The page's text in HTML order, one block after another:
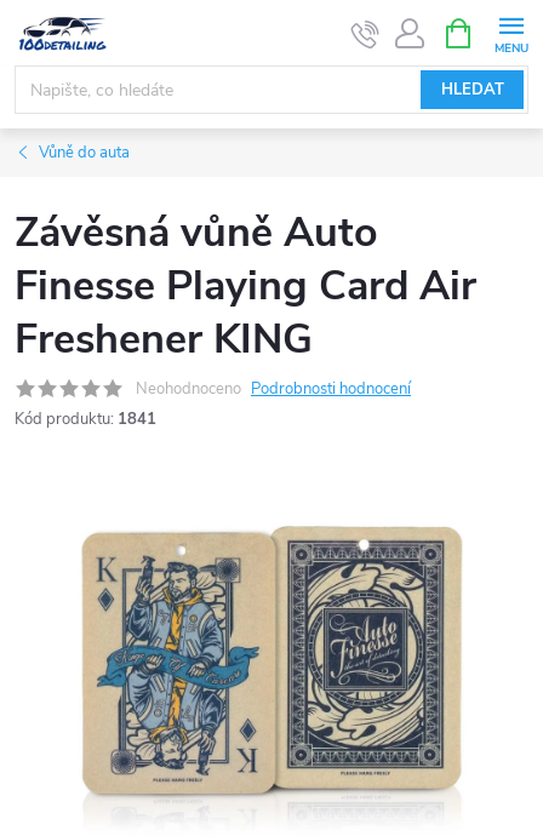
obsah
HLEDAT
NÁKUPNÍ
KOŠÍK
Vůně do auta
Závěsná vůně Auto
Finesse Playing Card Air
Freshener KING
Neohodnoceno Podrobnosti hodnocení
Kód produktu: 1841